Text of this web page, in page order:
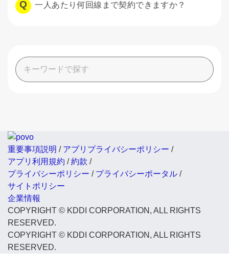
一人あたり何回線まで契約できますか？
重要事項説明 / アプリプライバシーポリシー /
アプリ利用規約 /約款 /
プライバシーポリシー / プライバシーポータル /
サイトポリシー
企業情報
COPYRIGHT © KDDI CORPORATION, ALL RIGHTS
RESERVED.
COPYRIGHT © KDDI CORPORATION, ALL RIGHTS
RESERVED.